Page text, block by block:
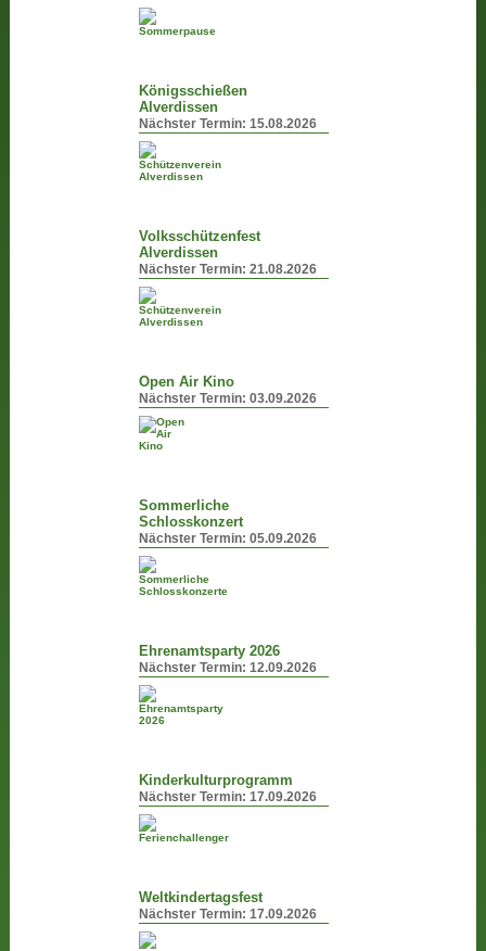
Königsschießen
Alverdissen
Nächster Termin:15.08.2026
Volksschützenfest
Alverdissen
Nächster Termin:21.08.2026
Open Air Kino
Nächster Termin:03.09.2026
Sommerliche
Schlosskonzert
Nächster Termin:05.09.2026
Ehrenamtsparty 2026
Nächster Termin:12.09.2026
Kinderkulturprogramm
Nächster Termin:17.09.2026
Weltkindertagsfest
Nächster Termin:17.09.2026